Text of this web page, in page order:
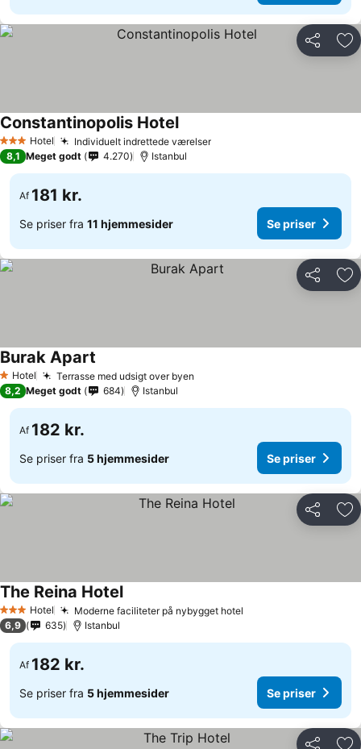
Del
3 StjernerHotel Individuelt indrettede værelserSe priser
Constantinopolis HotelSe priser
8,1 Meget godt 4.270 Istanbul
Af 181 kr.
Se priser fra 11 hjemmesider Se priser
Del
1 Stjerner
Hotel Terrasse med udsigt over byen
Burak Apart
8,2 Meget godt 684 Istanbul
Af 182 kr.
Se priser fra 5 hjemmesider Se priser
Del
3 StjernerHotel Moderne faciliteter på nybygget hotel
The Reina HotelSe priser
6,9 635 Istanbul
Af 182 kr.
Se priser fra 5 hjemmesider Se priser